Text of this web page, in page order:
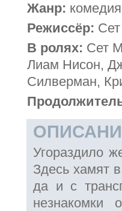
Жанр:
Режиссёр:
В ролях: Сет
Лиам Нисон,
Силверман,
Угораздило
Здесь хамят
да и с
незнакомки